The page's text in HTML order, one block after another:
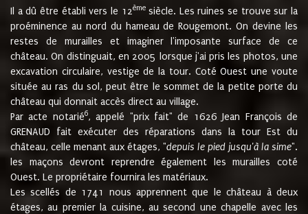
Il a dû être établi vers le 12èmesiècle. Les ruines se trouve sur la
proéminence au nord du hameau de Rougemont. On devine les
restes de murailles et imaginer l'imposante surface de ce
château. On distinguait, en 2005 lorsque j'ai pris les photos, une
excavation circulaire, vestige de la tour. Coté Ouest une voute
située au ras du sol, peut être le sommet de la petite porte du
château qui donnait accès direct au village.
Par acte notarié6, appelé "prix fait" de 1626 Jean François de
GRENAUD fait exécuter des réparations dans la tour Est du
château, celle menant aux étages, "depuis le pied jusqu'à la sime".
les maçons devront reprendre également les murailles coté
Ouest. Le propriétaire fournira les matériaux.
Les scellés de 1741 nous apprennent que le château à deux
étages, au premier la cuisine, au second une chapelle avec les